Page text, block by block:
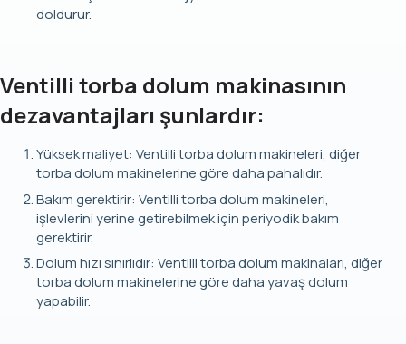
doldurur.
Ventilli torba dolum makinasının
dezavantajları şunlardır:
Yüksek maliyet: Ventilli torba dolum makineleri, diğer
torba dolum makinelerine göre daha pahalıdır.
Bakım gerektirir: Ventilli torba dolum makineleri,
işlevlerini yerine getirebilmek için periyodik bakım
gerektirir.
Dolum hızı sınırlıdır: Ventilli torba dolum makinaları, diğer
torba dolum makinelerine göre daha yavaş dolum
yapabilir.